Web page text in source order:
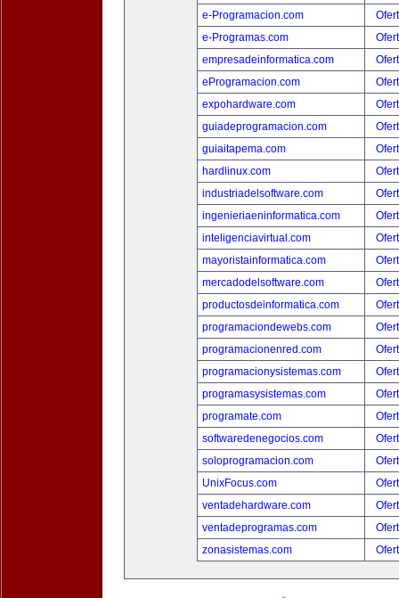
e-Programacion.com
e-Programas.com
empresadeinformatica.com
eProgramacion.com
expohardware.com
guiadeprogramacion.com
guiaitapema.com
hardlinux.com
industriadelsoftware.com
ingenieriaeninformatica.com
inteligenciavirtual.com
mayoristainformatica.com
mercadodelsoftware.com
productosdeinformatica.com
programaciondewebs.com
programacionenred.com
programacionysistemas.com
programasysistemas.com
programate.com
softwaredenegocios.com
soloprogramacion.com
UnixFocus.com
ventadehardware.com
ventadeprogramas.com
zonasistemas.com